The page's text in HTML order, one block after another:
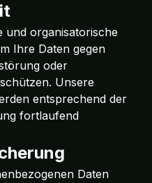
und organisatorische
Ihre Daten gegen
oder
Unsere
entsprechend der
fortlaufend
Daten